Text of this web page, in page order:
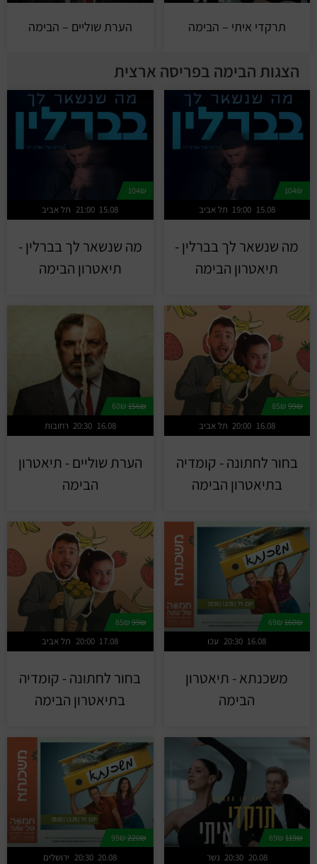
תרקדי איתי – הבימה הערת שוליים – הבימה
הצגות הבימה בפריסה ארצית
104₪
תל אביב 19:00 15.08
מה שנשאר לך בברלין -
תיאטרון הבימה
104₪
תל אביב 21:00 15.08
מה שנשאר לך בברלין -
תיאטרון הבימה
99₪
תל אביב 20:00 16.08
בחור לחתונה - קומדיה
בתיאטרון הבימה
156₪
60₪
רחובות 20:30 16.08
הערת שוליים - תיאטרון
הבימה
160₪
עכו 20:30 16.08
משכנתא - תיאטרון
הבימה
99₪
85₪
תל אביב 20:00 17.08
בחור לחתונה - קומדיה
בתיאטרון הבימה
119₪
נשר 20:30 20.08
220₪
99₪
ירושלים 20:30 20.08